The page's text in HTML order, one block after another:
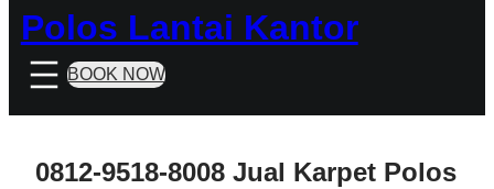
Polos Lantai Kantor
BOOK NOW
0812-9518-8008 Jual Karpet Polos